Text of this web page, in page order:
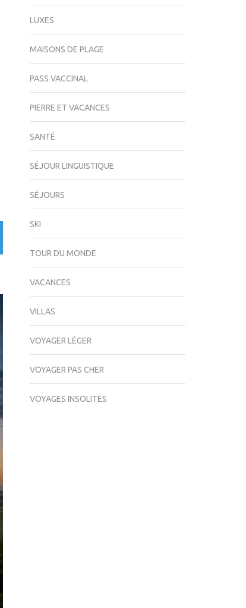
LUXES
MAISONS DE PLAGE
PASS VACCINAL
PIERRE ET VACANCES
SANTÉ
SÉJOUR LINGUISTIQUE
SÉJOURS
SKI
TOUR DU MONDE
VACANCES
VILLAS
VOYAGER LÉGER
VOYAGER PAS CHER
VOYAGES INSOLITES